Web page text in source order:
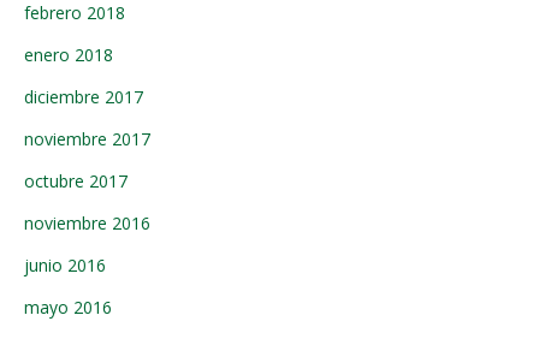
febrero 2018
enero 2018
diciembre 2017
noviembre 2017
octubre 2017
noviembre 2016
junio 2016
mayo 2016